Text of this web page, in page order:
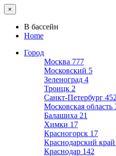
×
В бассейн
Home
Город
Москва 777
Московский 5
Зеленоград 4
Троицк 2
Санкт-Петербург 452
Московская область
Балашиха 21
Химки 17
Красногорск 17
Краснодарский край
Краснодар 142